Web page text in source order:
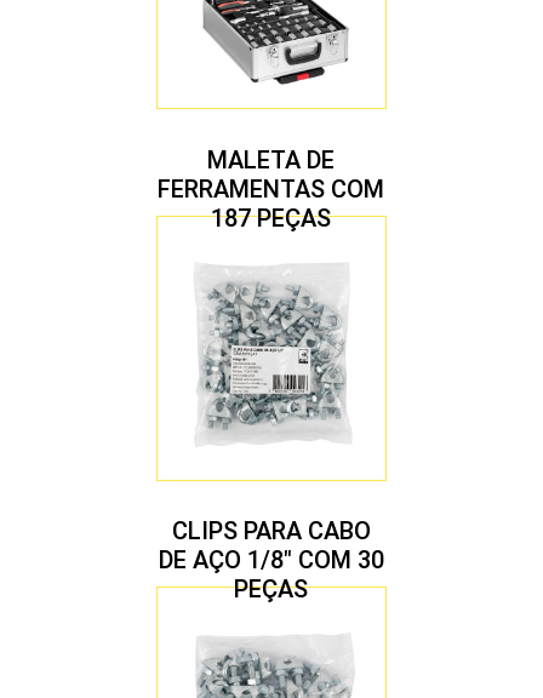
MALETA DE
FERRAMENTAS COM
187 PEÇAS
CLIPS PARA CABO
DE AÇO 1/8″ COM 30
PEÇAS